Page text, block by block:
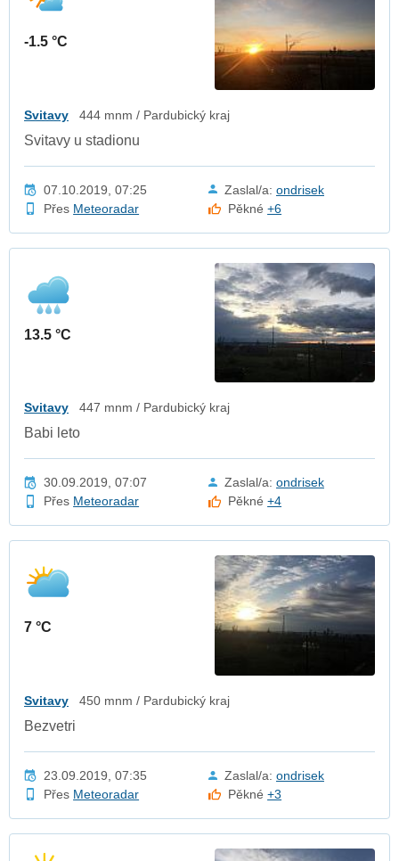
-1.5 °C
Svitavy 444 mnm / Pardubický kraj
Svitavy u stadionu
07.10.2019, 07:25 Zaslal/a: ondrisek
Přes Meteoradar Pěkné+6
13.5 °C
Svitavy 447 mnm / Pardubický kraj
Babi leto
30.09.2019, 07:07 Zaslal/a: ondrisek
Přes Meteoradar Pěkné+4
7 °C
Svitavy 450 mnm / Pardubický kraj
Bezvetri
23.09.2019, 07:35 Zaslal/a: ondrisek
Přes Meteoradar Pěkné+3